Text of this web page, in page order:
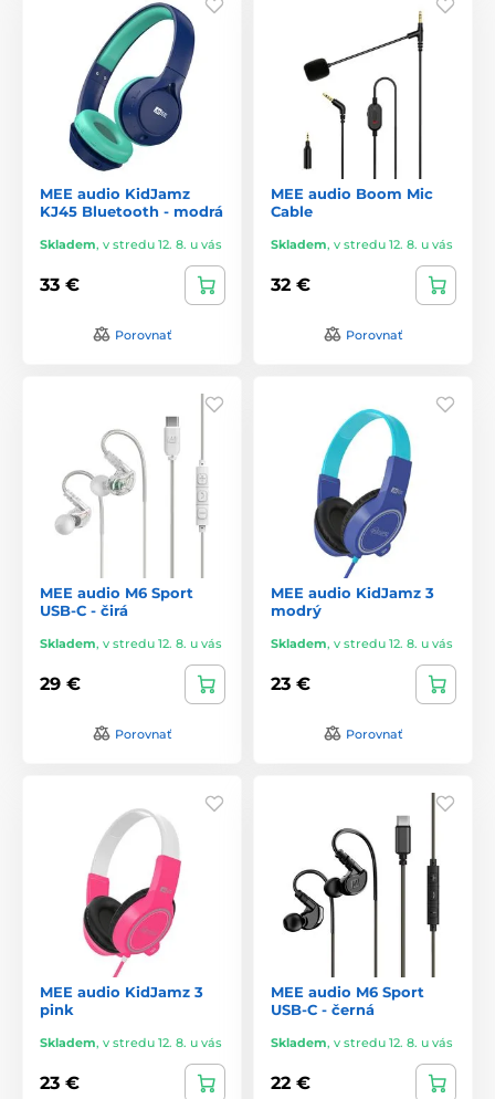
MEE audio KidJamz
KJ45 Bluetooth - modrá
Skladem, v stredu 12. 8. u vás
33 €
Porovnať
MEE audio Boom Mic
Cable
Skladem, v stredu 12. 8. u vás
32 €
Porovnať
MEE audio M6 Sport
USB-C - čirá
Skladem, v stredu 12. 8. u vás
29 €
Porovnať
MEE audio KidJamz 3
modrý
Skladem, v stredu 12. 8. u vás
23 €
Porovnať
MEE audio KidJamz 3
pink
Skladem, v stredu 12. 8. u vás
23 €
MEE audio M6 Sport
USB-C - černá
Skladem, v stredu 12. 8. u vás
22 €